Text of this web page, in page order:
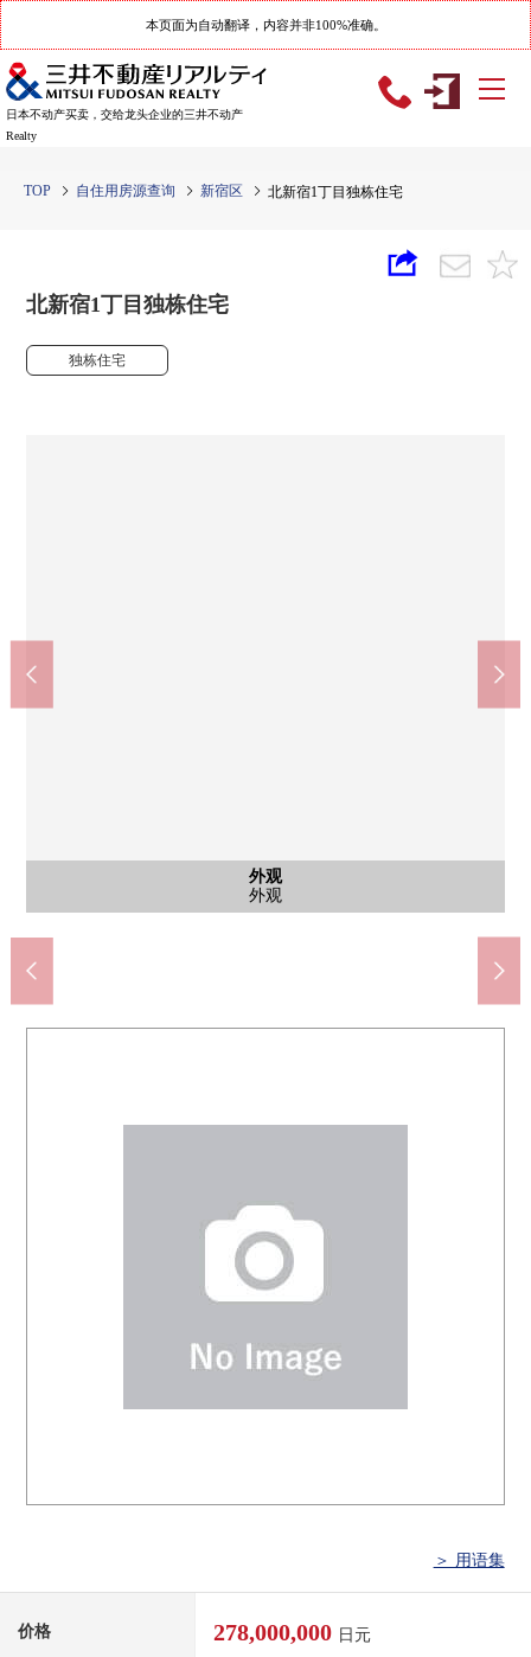
本页面为自动翻译，内容并非100%准确。
日本不动产买卖，交给龙头企业的三井不动产
Realty
TOP 自住用房源查询 新宿区 北新宿1丁目独栋住宅
北新宿1丁目独栋住宅
独栋住宅
外观
外观
外观
外观
外观
外观
外观
外观
外观
外观
外观
外观
外观
外观
停车场
停车场
停车场
停车场
大久保站(约650m)
步行9分钟
新大久保站(约960m)
步行12分钟
西新宿站(约850m)
步行11分钟
蜀江坂公園(约180m)
步行3分钟
Mybasket北新宿2丁目商店(约280m)
步行4分钟
北新宿3邮局(约390m)
步行5分钟
柏木特别的办事处(约390m)
步行5分钟
motomachi联合新宿商店(约480m)
步行6分钟
按照7-Eleven北新宿1丁目大久保商店(约450m)
步行6分钟
杉药房北新宿3丁目商店(约430m)
步行6分钟
＞ 用语集
价格 278,000,000 日元